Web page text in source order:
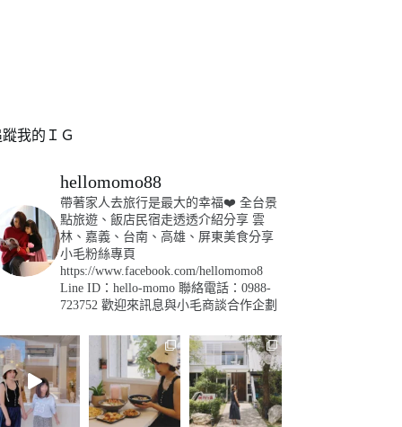
我的ＩＧ
hellomomo88
帶著家人去旅行是最大的幸福❤️ 全台景
點旅遊、飯店民宿走透透介紹分享 雲
林、嘉義、台南、高雄、屏東美食分享
小毛粉絲專頁
https://www.facebook.com/hellomomo8
Line ID：hello-momo聯絡電話：0988-
723752歡迎來訊息與小毛商談合作企劃